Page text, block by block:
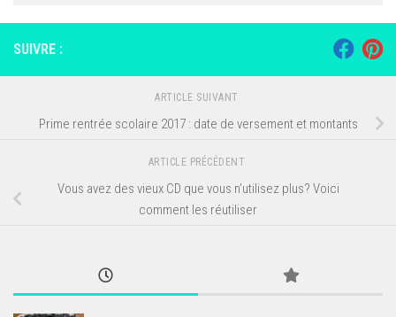
SUIVRE :
ARTICLE SUIVANT
Prime rentrée scolaire 2017 : date de versement et montants
ARTICLE PRÉCÉDENT
Vous avez des vieux CD que vous n’utilisez plus? Voici
comment les réutiliser